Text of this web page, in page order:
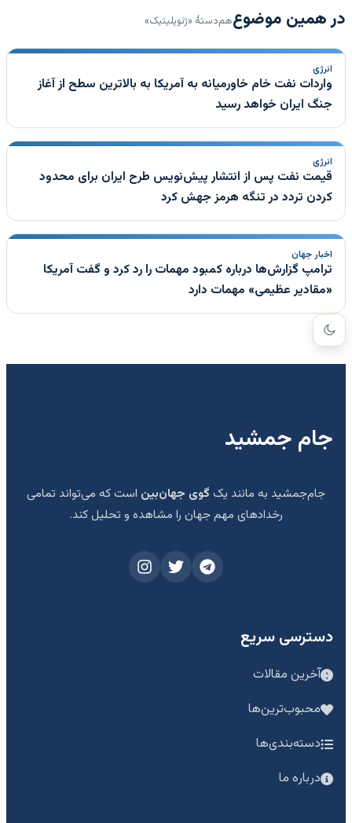
در همین موضوعهم‌دستهٔ «ژئوپلیتیک»
انرژی
واردات نفت خام خاورمیانه به آمریکا به بالاترین سطح از آغاز
جنگ ایران خواهد رسید
انرژی
قیمت نفت پس از انتشار پیش‌نویس طرح ایران برای محدود
کردن تردد در تنگه هرمز جهش کرد
اخبار جهان
ترامپ گزارش‌ها درباره کمبود مهمات را رد کرد و گفت آمریکا
«مقادیر عظیمی» مهمات دارد
جام جمشید
جام‌جمشید به مانند یک گوی جهان‌بین است که می‌تواند تمامی
رخدادهای مهم جهان را مشاهده و تحلیل کند.
دسترسی سریع
آخرین مقالات
محبوب‌ترین‌ها
دسته‌بندی‌ها
درباره ما